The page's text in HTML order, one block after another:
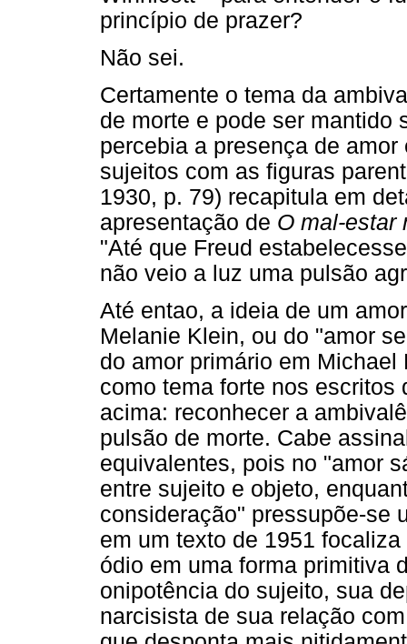
princípio de prazer?
Não sei.
Certamente o tema da
de morte e pode ser mantido
percebia a presença de
sujeitos com as figuras
1930, p. 79) recapitula em
apresentação de O mal-estar
"Até que Freud
não veio a luz uma pulsão
Até entao, a ideia de um
Melanie Klein, ou do "amor
do amor primário em
como tema forte nos escritos
acima: reconhecer a
pulsão de morte. Cabe
equivalentes, pois no "amor
entre sujeito e objeto,
consideração" pressupõe-se
em um texto de 1951
ódio em uma forma primitiva
onipotência do sujeito, sua
narcisista de sua relação